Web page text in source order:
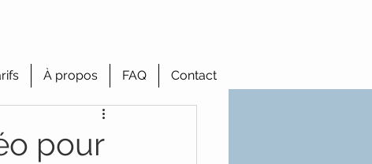
À propos FAQ Contact
pour